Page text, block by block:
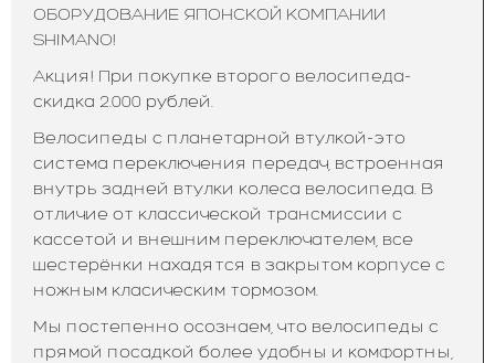
ОБОРУДОВАНИЕ ЯПОНСКОЙ КОМПАНИИ
SHIMANO!
Акция! При покупке второго велосипеда-
скидка 2.000 рублей.
Велосипеды с планетарной втулкой-это
система переключения передач, встроенная
внутрь задней втулки колеса велосипеда. В
отличие от классической трансмиссии с
кассетой и внешним переключателем, все
шестерёнки нахадятся в закрытом корпусе с
ножным класическим тормозом.
Мы постепенно осознаем, что велосипеды с
прямой посадкой более удобны и комфортны,